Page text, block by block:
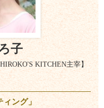
子
KITCHEN主宰】
ング」